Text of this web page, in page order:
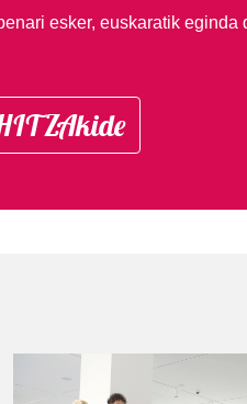
esker, euskaratik eginda